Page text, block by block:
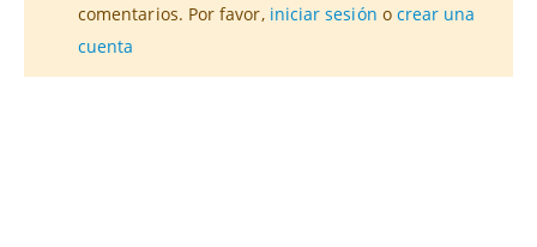
comentarios. Por favor, iniciar sesión o crear una
cuenta